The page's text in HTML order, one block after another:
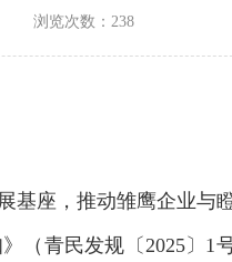
浏览次数：238
基座，推动雏鹰企业与
（青民发规〔2025〕1